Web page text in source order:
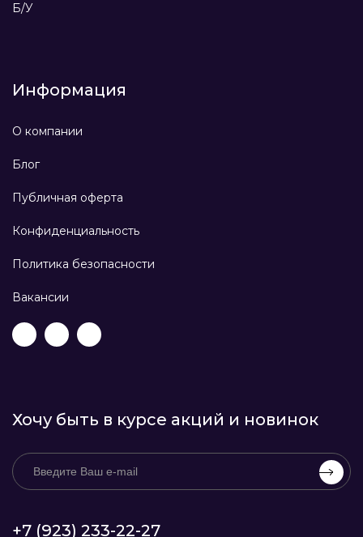
Б/У
Информация
О компании
Блог
Публичная оферта
Конфиденциальность
Политика безопасности
Вакансии
Хочу быть в курсе акций и новинок
+7 (923) 233-22-27